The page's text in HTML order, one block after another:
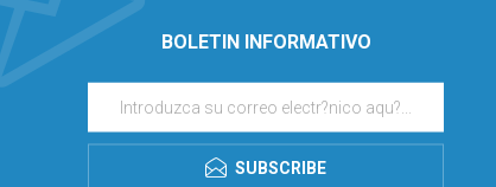
BOLETIN INFORMATIVO
SUBSCRIBE